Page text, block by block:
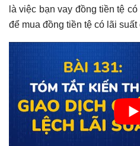
là việc bạn vay đồng tiền tệ
để mua đồng tiền tệ có lãi suất